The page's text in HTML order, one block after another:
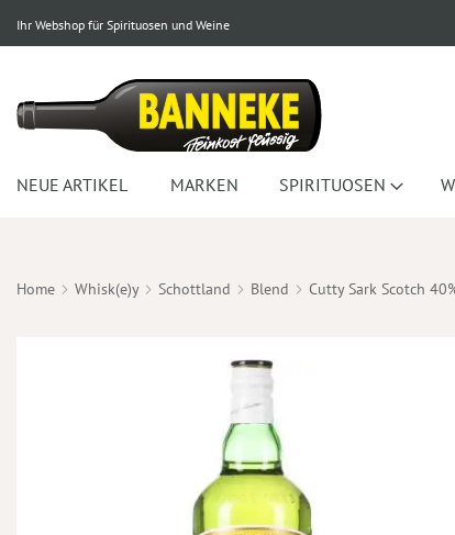
Ihr Webshop für Spirituosen und Weine
NEUE ARTIKEL MARKEN SPIRITUOSEN
Home Whisk(e)y Schottland Blend Cutty Sark Scotch